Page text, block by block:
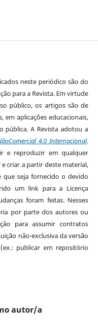
neste periódico são do
para a Revista. Em virtude
público, os artigos são de
aplicações educacionais,
pública. A Revista adotou a
4.0 Internacional.
e reproduzir em qualquer
criar a partir deste material,
que seja fornecido o devido
um link para a Licença
foram feitas. Nesses
por parte dos autores ou
para assumir contratos
não-exclusiva da versão
publicar em repositório
autor/a